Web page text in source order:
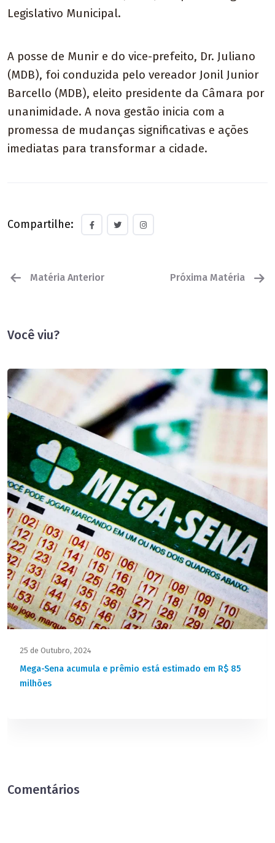
Legislativo Municipal.
A posse de Munir e do vice-prefeito, Dr. Juliano
(MDB), foi conduzida pelo vereador Jonil Junior
Barcello (MDB), eleito presidente da Câmara por
unanimidade. A nova gestão inicia com a
promessa de mudanças significativas e ações
imediatas para transformar a cidade.
Compartilhe:
Matéria Anterior Próxima Matéria
Você viu?
25 de Outubro, 2024
Mega-Sena acumula e prêmio está estimado em R$ 85
milhões
Comentários